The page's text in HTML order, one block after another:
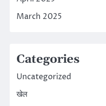
March 2025
Categories
Uncategorized
खेल